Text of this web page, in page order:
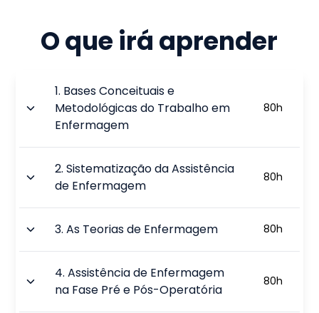
O que irá aprender
1. Bases Conceituais e
Metodológicas do Trabalho em
Enfermagem
80h
2.Sistematização da Assistência
de Enfermagem
80h
3.As Teorias de Enfermagem 80h
4.Assistência de Enfermagem
na Fase Pré e Pós-Operatória
80h